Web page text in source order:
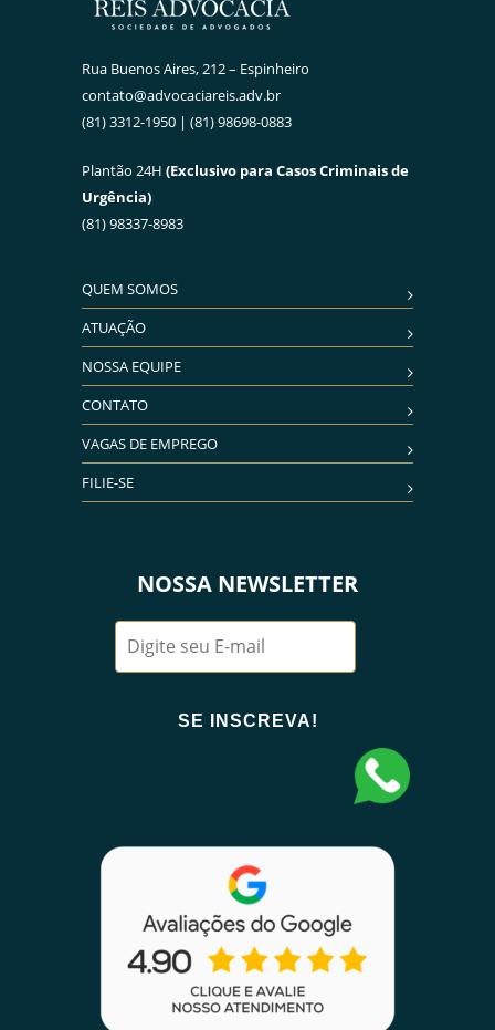
Rua Buenos Aires, 212 – Espinheiro
contato@advocaciareis.adv.br
(81) 3312-1950 | (81) 98698-0883
Plantão 24H (Exclusivo para Casos Criminais de
Urgência)
(81) 98337-8983
QUEM SOMOS
ATUAÇÃO
NOSSA EQUIPE
CONTATO
VAGAS DE EMPREGO
FILIE-SE
NOSSA NEWSLETTER